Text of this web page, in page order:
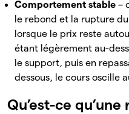
Comportement stable –
le rebond et la rupture
lorsque le prix reste
étant légèrement au-
le support, puis en
dessous, le cours oscille
Qu’est-ce